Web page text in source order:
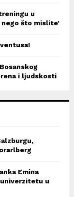
u
što mislite’
i ljudskosti
Emina
u